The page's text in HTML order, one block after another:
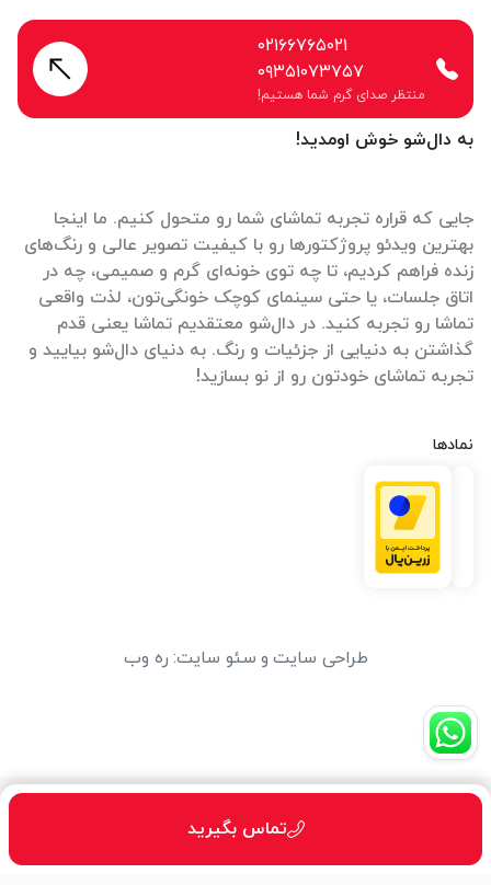
تماس بگیرید
به دال‌شو خوش اومدید!
جایی که قراره تجربه تماشای شما رو متحول کنیم. ما اینجا
بهترین ویدئو پروژکتورها رو با کیفیت تصویر عالی و رنگ‌های
زنده فراهم کردیم، تا چه توی خونه‌ای گرم و صمیمی، چه در
اتاق جلسات، یا حتی سینمای کوچک خونگی‌تون، لذت واقعی
تماشا رو تجربه کنید. در دال‌شو معتقدیم تماشا یعنی قدم
گذاشتن به دنیایی از جزئیات و رنگ. به دنیای دال‌شو بیایید و
تجربه تماشای خودتون رو از نو بسازید!
نمادها
۰۲۱۶۶۷۶۵۰۲۱
۰۹۳۵۱۰۷۳۷۵۷
منتظر صدای گرم شما هستیم!
طراحی سایت و سئو سایت: ره وب